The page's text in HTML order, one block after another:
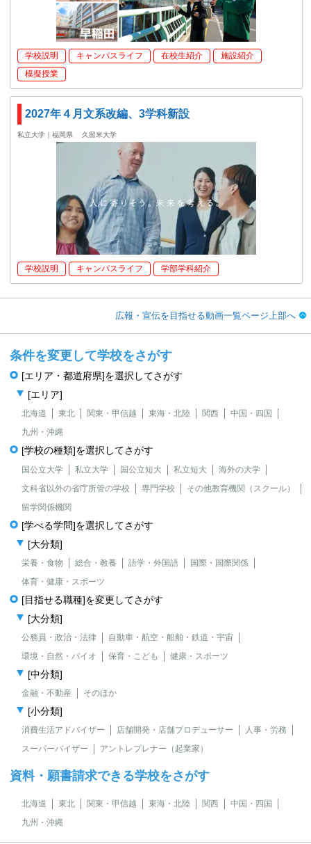
学校説明 キャンパスライフ 在校生紹介
施設紹介
模擬授業
2027年４月文系改編、3学科新設
私立大学｜福岡県 久留米大学
学校説明 キャンパスライフ 学部学科紹介
広報・宣伝を目指せる動画一覧ページ上部へ
条件を変更して学校をさがす
[エリア・都道府県]を選択してさがす
[エリア]
北海道 東北 関東・甲信越 東海・北陸 関西
中国・四国
九州・沖縄
[学校の種類]を選択してさがす
国公立大学 私立大学 国公立短大 私立短大
海外の大学
文科省以外の省庁所管の学校
専門学校
その他教育機関（スクール）
留学関係機関
[学べる学問]を選択してさがす
[大分類]
栄養・食物 総合・教養 語学・外国語
国際・国際関係
体育・健康・スポーツ
[目指せる職種]を変更してさがす
[大分類]
公務員・政治・法律
自動車・航空・船舶・鉄道・宇宙
環境・自然・バイオ
保育・こども 健康・スポーツ
[中分類]
金融・不動産 そのほか
[小分類]
消費生活アドバイザー 店舗開発・店舗プロデューサー
人事・労務
スーパーバイザー
アントレプレナー（起業家）
資料・願書請求できる学校をさがす
北海道 東北 関東・甲信越 東海・北陸 関西
中国・四国
九州・沖縄